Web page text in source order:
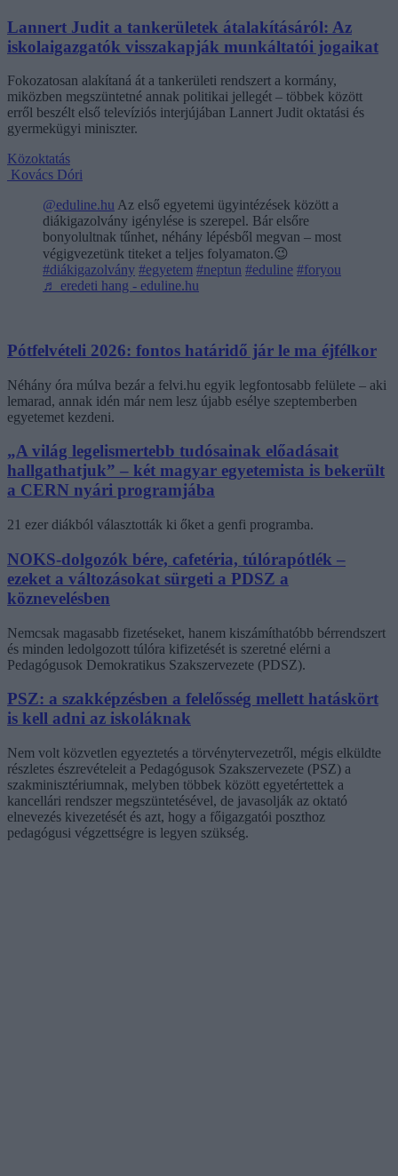
Lannert Judit a tankerületek átalakításáról: Az
iskolaigazgatók visszakapják munkáltatói jogaikat
Fokozatosan alakítaná át a tankerületi rendszert a kormány,
miközben megszüntetné annak politikai jellegét – többek között
erről beszélt első televíziós interjújában Lannert Judit oktatási és
gyermekügyi miniszter.
Közoktatás
Kovács Dóri
@eduline.hu Az első egyetemi ügyintézések között a
diákigazolvány igénylése is szerepel. Bár elsőre
bonyolultnak tűnhet, néhány lépésből megvan – most
végigvezetünk titeket a teljes folyamaton.😉
#diákigazolvány #egyetem #neptun #eduline #foryou
♬ eredeti hang - eduline.hu
Pótfelvételi 2026: fontos határidő jár le ma éjfélkor
Néhány óra múlva bezár a felvi.hu egyik legfontosabb felülete – aki
lemarad, annak idén már nem lesz újabb esélye szeptemberben
egyetemet kezdeni.
„A világ legelismertebb tudósainak előadásait
hallgathatjuk” – két magyar egyetemista is bekerült
a CERN nyári programjába
21 ezer diákból választották ki őket a genfi programba.
NOKS-dolgozók bére, cafetéria, túlórapótlék –
ezeket a változásokat sürgeti a PDSZ a
köznevelésben
Nemcsak magasabb fizetéseket, hanem kiszámíthatóbb bérrendszert
és minden ledolgozott túlóra kifizetését is szeretné elérni a
Pedagógusok Demokratikus Szakszervezete (PDSZ).
PSZ: a szakképzésben a felelősség mellett hatáskört
is kell adni az iskoláknak
Nem volt közvetlen egyeztetés a törvénytervezetről, mégis elküldte
részletes észrevételeit a Pedagógusok Szakszervezete (PSZ) a
szakminisztériumnak, melyben többek között egyetértettek a
kancellári rendszer megszüntetésével, de javasolják az oktató
elnevezés kivezetését és azt, hogy a főigazgatói poszthoz
pedagógusi végzettségre is legyen szükség.